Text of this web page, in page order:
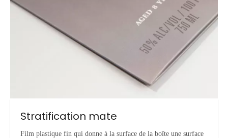
Stratification mate
Film plastique fin qui donne à la surface de la boîte une surface